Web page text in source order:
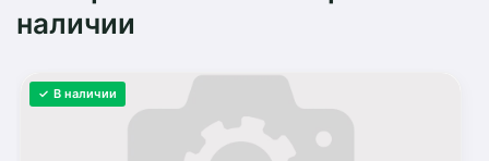
наличии
✓ В наличии